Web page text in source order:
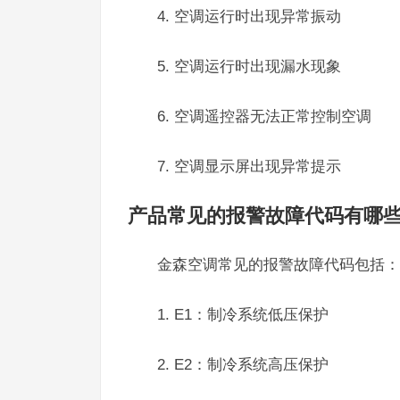
4. 空调运行时出现异常振动
5. 空调运行时出现漏水现象
6. 空调遥控器无法正常控制空调
7. 空调显示屏出现异常提示
产品常见的报警故障代码有哪
金森空调常见的报警故障代码包括：
1. E1：制冷系统低压保护
2. E2：制冷系统高压保护